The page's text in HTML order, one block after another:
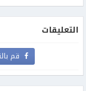
التعليقات
قم